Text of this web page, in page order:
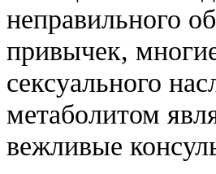
неправильного
привычек,
сексуального
метаболитом
вежливые